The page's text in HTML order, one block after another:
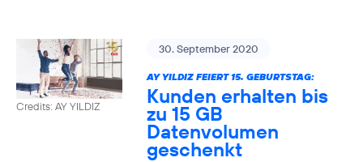
Credits: AY YILDIZ
30. September 2020
AY YILDIZ FEIERT 15. GEBURTSTAG:
Kunden erhalten bis
zu 15 GB
Datenvolumen
geschenkt